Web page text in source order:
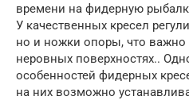
времени на фидерную
У качественных кресел
но и ножки опоры, что важно
неровных поверхностях..
особенностей фидерных
на них возможно